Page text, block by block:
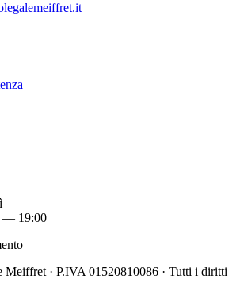
— 19:00
Meiffret · P.IVA 01520810086 · Tutti i diritti